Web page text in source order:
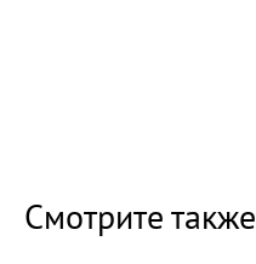
Смотрите также